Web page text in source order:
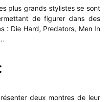
plus grands stylistes se sont
de figurer dans des
: Die Hard, Predators, Men In
:
deux montres de leur